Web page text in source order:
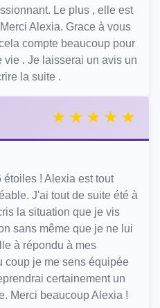
Le plus , elle est
Alexia. Grace à vous
compte beaucoup pour
vie . Je laisserai un avis un
la suite .
! Alexia est tout
J'ai tout de suite été à
la situation que je vis
sans même que je ne lui
à répondu à mes
coup je me sens équipée
certainement un
Merci beaucoup Alexia !